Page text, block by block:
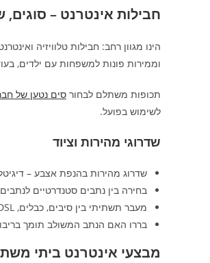
חבילות אינטרנט – סוגים,
הינו מגוון רחב: חבילות טלוויזיה
וממירות פונות למשפחות עם ילדים,
תכופות משתלם לבחור סים נטען של
לשימוש בפועל.
שדרוגי מהירות וציוד
שדרוג מהירות בהנפת אצבע –
בחירה בין נתבים סטנדרטיים
מעבר תשתיתי בין סיבים, כבלים, DSL או סלולרי.
בררו האם הנתב המשולב תומך
מבצעי אינטרנט ביתי